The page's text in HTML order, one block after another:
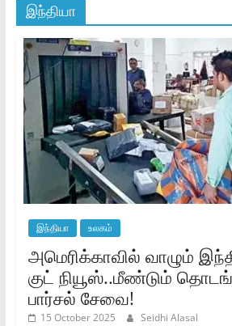
இந்தியா
இந்தியா உலகம்
அமெரிக்காவில் வாழும்
குட் நியூஸ்..மீண்டும்
பார்சல் சேவை!
15 October 2025 Seidhi Alasal